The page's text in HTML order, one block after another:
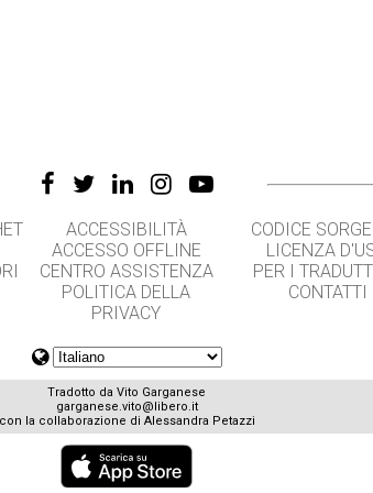
ACCESSIBILITÀ
ACCESSO OFFLINE
CENTRO ASSISTENZA
POLITICA DELLA
PRIVACY
CODICE
LICENZA
PER I
CONTATTI
Tradotto da Vito Garganese
garganese.vito@libero.it
con la collaborazione di Alessandra Petazzi